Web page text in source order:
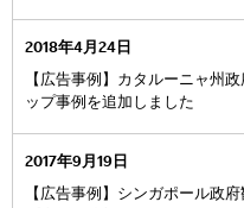
2018年4月24日
【広告事例】カタルーニャ州
ップ事例を追加しました
2017年9月19日
【広告事例】シンガポール政